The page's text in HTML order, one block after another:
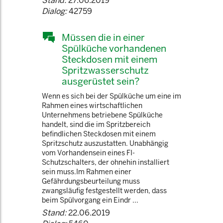
Dialog:42759
Müssen die in einer
Spülküche vorhandenen
Steckdosen mit einem
Spritzwasserschutz
ausgerüstet sein?
Wenn es sich bei der Spülküche um eine im
Rahmen eines wirtschaftlichen
Unternehmens betriebene Spülküche
handelt, sind die im Spritzbereich
befindlichen Steckdosen mit einem
Spritzschutz auszustatten. Unabhängig
vom Vorhandensein eines FI-
Schutzschalters, der ohnehin installiert
sein muss.Im Rahmen einer
Gefährdungsbeurteilung muss
zwangsläufig festgestellt werden, dass
beim Spülvorgang ein Eindr ...
Stand:22.06.2019